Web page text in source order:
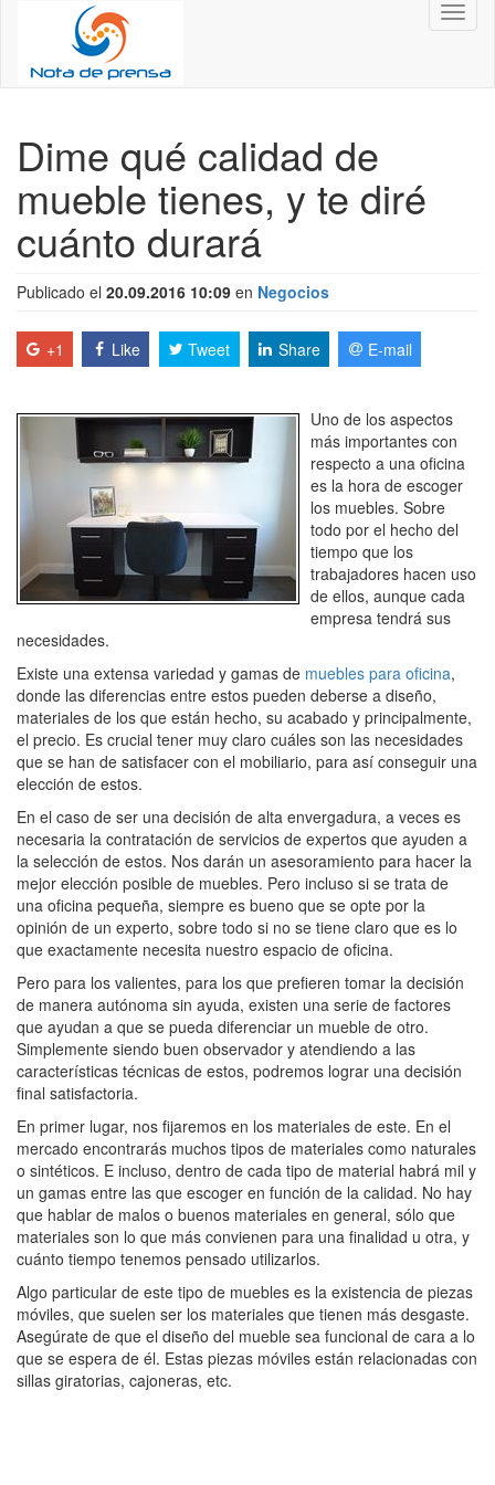
Dime qué calidad de
mueble tienes, y te diré
cuánto durará
Publicado el 20.09.2016 10:09 en Negocios
+1 Like Tweet Share E-mail
Uno de los aspectos
más importantes con
respecto a una oficina
es la hora de escoger
los muebles. Sobre
todo por el hecho del
tiempo que los
trabajadores hacen uso
de ellos, aunque cada
empresa tendrá sus
necesidades.
Existe una extensa variedad y gamas de muebles para oficina,
donde las diferencias entre estos pueden deberse a diseño,
materiales de los que están hecho, su acabado y principalmente,
el precio. Es crucial tener muy claro cuáles son las necesidades
que se han de satisfacer con el mobiliario, para así conseguir una
elección de estos.
En el caso de ser una decisión de alta envergadura, a veces es
necesaria la contratación de servicios de expertos que ayuden a
la selección de estos. Nos darán un asesoramiento para hacer la
mejor elección posible de muebles. Pero incluso si se trata de
una oficina pequeña, siempre es bueno que se opte por la
opinión de un experto, sobre todo si no se tiene claro que es lo
que exactamente necesita nuestro espacio de oficina.
Pero para los valientes, para los que prefieren tomar la decisión
de manera autónoma sin ayuda, existen una serie de factores
que ayudan a que se pueda diferenciar un mueble de otro.
Simplemente siendo buen observador y atendiendo a las
características técnicas de estos, podremos lograr una decisión
final satisfactoria.
En primer lugar, nos fijaremos en los materiales de este. En el
mercado encontrarás muchos tipos de materiales como naturales
o sintéticos. E incluso, dentro de cada tipo de material habrá mil y
un gamas entre las que escoger en función de la calidad. No hay
que hablar de malos o buenos materiales en general, sólo que
materiales son lo que más convienen para una finalidad u otra, y
cuánto tiempo tenemos pensado utilizarlos.
Algo particular de este tipo de muebles es la existencia de piezas
móviles, que suelen ser los materiales que tienen más desgaste.
Asegúrate de que el diseño del mueble sea funcional de cara a lo
que se espera de él. Estas piezas móviles están relacionadas con
sillas giratorias, cajoneras, etc.